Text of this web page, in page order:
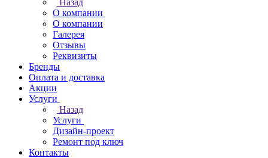
Назад
О компании
О компании
Галерея
Отзывы
Реквизиты
Бренды
Оплата и доставка
Акции
Услуги
Назад
Услуги
Дизайн-проект
Ремонт под ключ
Контакты